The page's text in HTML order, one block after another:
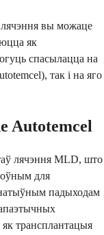
лячэння вы можаце
як
спасылацца на
так і на яго
Autotemcel
лячэння MLD, што
для
падыходам
трансплантацыя